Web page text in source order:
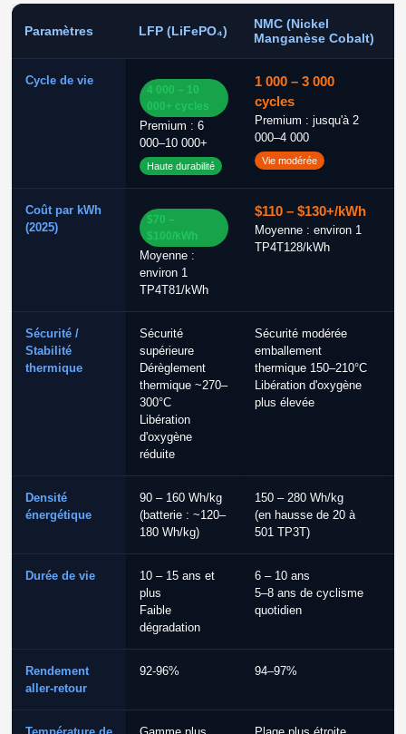
Paramètres LFP (LiFePO₄)
NMC (Nickel
Manganèse Cobalt)
Cycle de vie
4 000 – 10
000+ cycles
Premium : 6
000–10 000+
Haute durabilité
1 000 – 3 000
cycles
Premium : jusqu'à 2
000–4 000
Vie modérée
Coût par kWh
(2025)
$70 –
$100/kWh
Moyenne :
environ 1
TP4T81/kWh
$110 – $130+/kWh
Moyenne : environ 1
TP4T128/kWh
Sécurité /
Stabilité
thermique
Sécurité
supérieure
Dérèglement
thermique ~270–
300°C
Libération
d'oxygène
réduite
Sécurité modérée
emballement
thermique 150–210°C
Libération d'oxygène
plus élevée
Densité
énergétique
90 – 160 Wh/kg
(batterie : ~120–
180 Wh/kg)
150 – 280 Wh/kg
(en hausse de 20 à
501 TP3T)
Durée de vie
10 – 15 ans et
plus
Faible
dégradation
6 – 10 ans
5–8 ans de cyclisme
quotidien
Rendement
aller-retour
92-96% 94–97%